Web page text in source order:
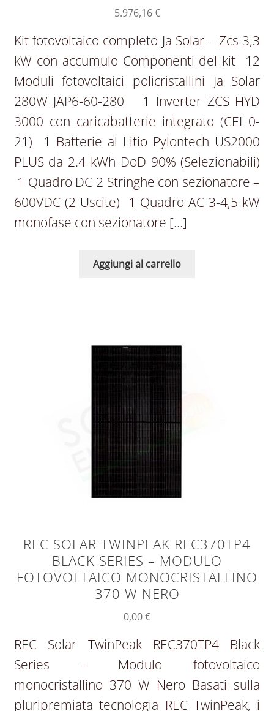
5.976,16€
Kit fotovoltaico completo Ja Solar – Zcs 3,3
kW con accumulo Componenti del kit 12
Moduli fotovoltaici policristallini Ja Solar
280W JAP6-60-280 1 Inverter ZCS HYD
3000 con caricabatterie integrato (CEI 0-
21) 1 Batterie al Litio Pylontech US2000
PLUS da 2.4 kWh DoD 90% (Selezionabili)
1 Quadro DC 2 Stringhe con sezionatore –
600VDC (2 Uscite) 1 Quadro AC 3-4,5 kW
monofase con sezionatore […]
Aggiungi al carrello
REC SOLAR TWINPEAK REC370TP4
BLACK SERIES – MODULO
FOTOVOLTAICO MONOCRISTALLINO
370 W NERO
0,00€
REC Solar TwinPeak REC370TP4 Black
Series – Modulo fotovoltaico
monocristallino 370 W Nero Basati sulla
pluripremiata tecnologia REC TwinPeak, i